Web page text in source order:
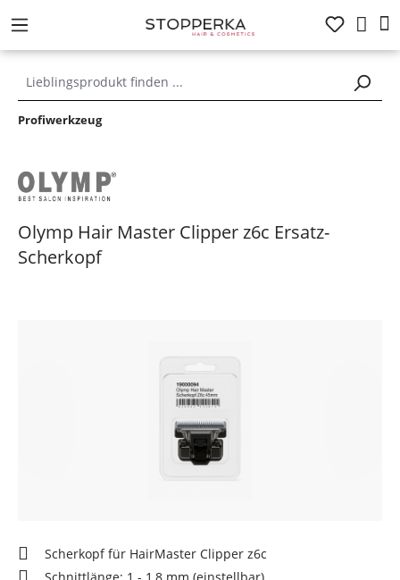
springen
Profiwerkzeug
Olymp Hair Master Clipper z6c Ersatz-
Scherkopf
Scherkopf für HairMaster Clipper z6c